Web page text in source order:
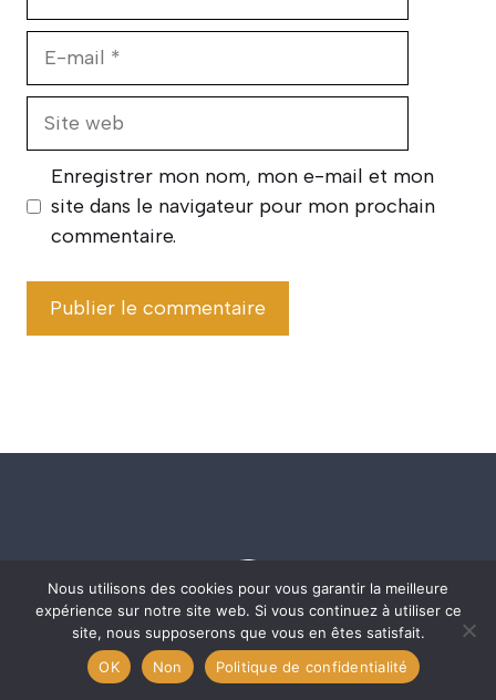
Enregistrer mon nom, mon e-mail et mon
site dans le navigateur pour mon prochain
commentaire.
Nous utilisons des cookies pour vous garantir la meilleure
expérience sur notre site web. Si vous continuez à utiliser ce
site, nous supposerons que vous en êtes satisfait.
OK
Non Politique de confidentialité